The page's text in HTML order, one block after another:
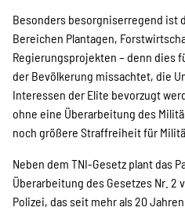
Besonders besorgniserregend ist
Bereichen Plantagen,
Regierungsprojekten – denn dies
der Bevölkerung missachtet, die
Interessen der Elite bevorzugt
ohne eine Überarbeitung des
noch größere Straffreiheit für
Neben dem TNI-Gesetz plant das
Überarbeitung des Gesetzes Nr.
Polizei, das seit mehr als 20